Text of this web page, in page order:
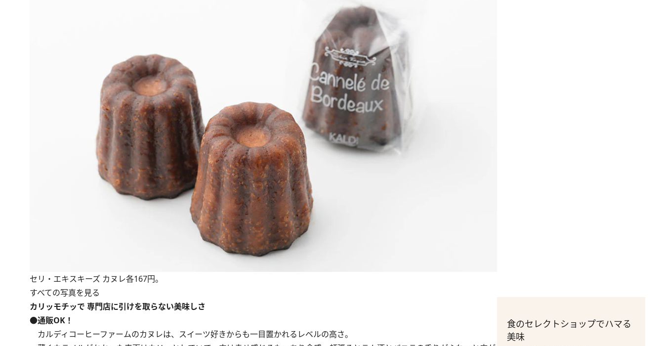
セリ・エキスキーズ カヌレ各167円。
すべての写真を見る
カリッモチッで 専門店に引けを取らない美味しさ
●通販OK！
カルディコーヒーファームのカヌレは、スイーツ好きからも一目置かれるレベルの高さ。
食のセレクトショップでハマる
美味